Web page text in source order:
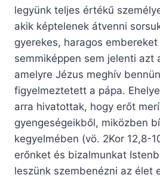
legyünk teljes értékű
akik képtelenek átvenni
gyerekes, haragos
semmiképpen sem jelenti azt
amelyre Jézus meghív
figyelmeztetett a pápa.
arra hivatottak, hogy erőt
gyengeségeikből, miközben
kegyelmében (vö. 2Kor 12,8-
erőnket és bizalmunkat
leszünk szembenézni az élet